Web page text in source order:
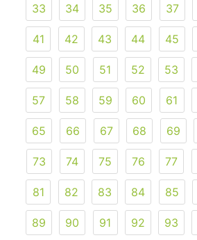
33 34 35 36 37
41 42 43 44 45
49 50 51 52 53
57 58 59 60 61
65 66 67 68 69
73 74 75 76 77
81 82 83 84 85
89 90 91 92 93